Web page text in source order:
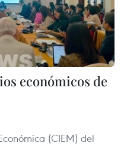
económicos de
(CIEM) del